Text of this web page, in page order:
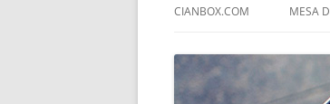
CIANBOX.COM MESA